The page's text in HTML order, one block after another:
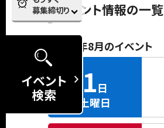
募集締切り
イベント
検索
イベント情報の一覧
2026年8月のイベント
1日
土曜日